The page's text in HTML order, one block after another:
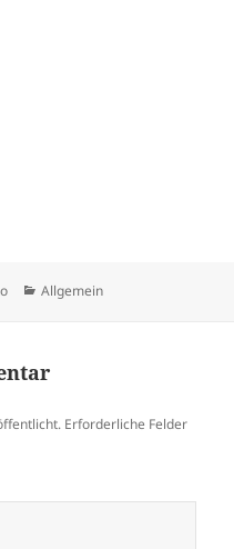
Kategorien
Allgemein
Erforderliche Felder